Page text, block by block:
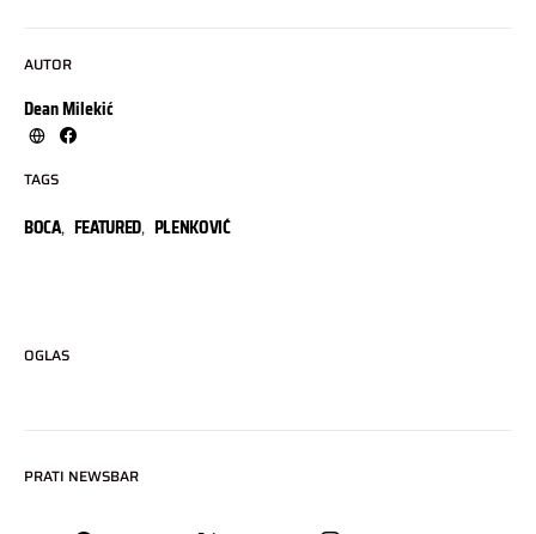
AUTOR
Dean Milekić
TAGS
BOCA, FEATURED, PLENKOVIĆ
OGLAS
PRATI NEWSBAR